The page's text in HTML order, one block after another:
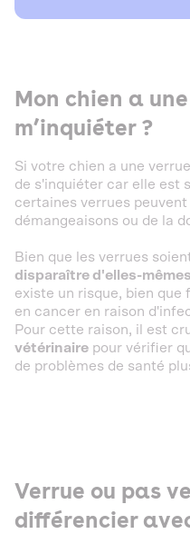
Mon chien a
m’inquiéter ?
Si votre chien a une
de s'inquiéter car elle est
certaines verrues
démangeaisons ou de la
Bien que les verrues
disparaître d'elles-mêmes
existe un risque, bien que
en cancer en raison
Pour cette raison, il est
vétérinaire pour vérifier
de problèmes de santé
Verrue ou pas
différencier